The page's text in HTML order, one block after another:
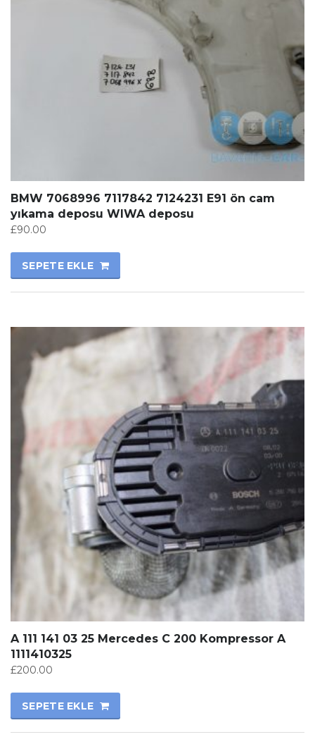
BMW 7068996 7117842 7124231 E91 ön cam
yıkama deposu WIWA deposu
£90.00
SEPETE EKLE
A 111 141 03 25 Mercedes C 200 Kompressor A
1111410325
£200.00
SEPETE EKLE